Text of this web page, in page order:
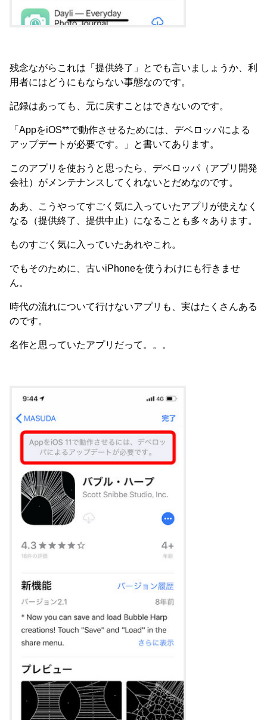
残念ながらこれは「提供終了」とでも言いましょうか、利
用者にはどうにもならない事態なのです。
記録はあっても、元に戻すことはできないのです。
「AppをiOS**で動作させるためには、デベロッパによる
アップデートが必要です。」と書いてあります。
このアプリを使おうと思ったら、デベロッパ（アプリ開発
会社）がメンテナンスしてくれないとだめなのです。
ああ、こうやってすごく気に入っていたアプリが使えなく
なる（提供終了、提供中止）になることも多々あります。
ものすごく気に入っていたあれやこれ。
でもそのために、古いiPhoneを使うわけにも行きませ
ん。
時代の流れについて行けないアプリも、実はたくさんある
のです。
名作と思っていたアプリだって。。。